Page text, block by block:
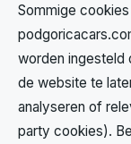
Sommige
worden ingesteld
de website te
analyseren of
party cookies).